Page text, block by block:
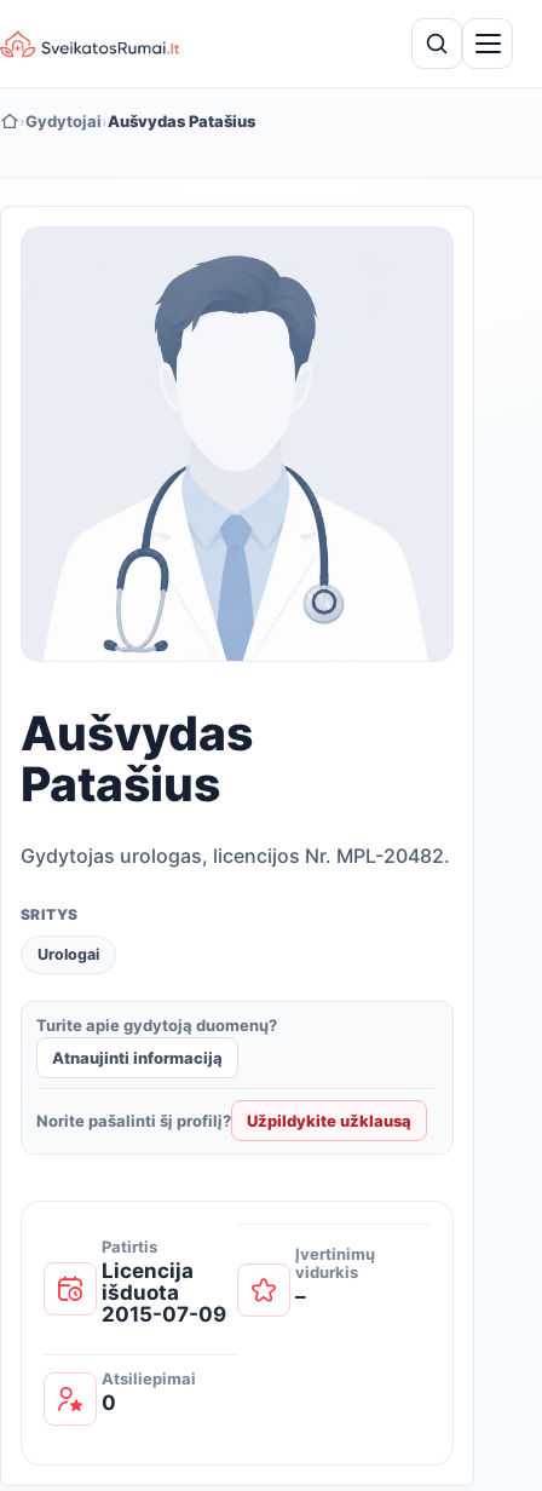
›Gydytojai›Aušvydas Patašius
Aušvydas
Patašius
Gydytojas urologas, licencijos Nr. MPL-20482.
SRITYS
Urologai
Turite apie gydytoją duomenų?
Atnaujinti informaciją
Norite pašalinti šį profilį? Užpildykite užklausą
Patirtis
Licencija
išduota
2015-07-09
Įvertinimų
vidurkis
–
Atsiliepimai
0